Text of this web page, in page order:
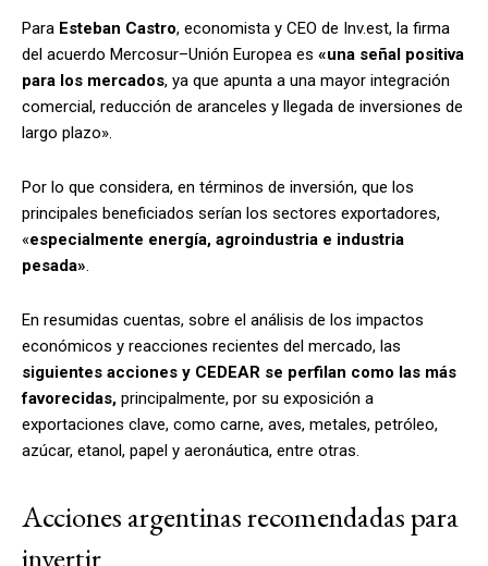
Para Esteban Castro, economista y CEO de Inv.est, la firma
del acuerdo Mercosur–Unión Europea es «una señal positiva
para los mercados, ya que apunta a una mayor integración
comercial, reducción de aranceles y llegada de inversiones de
largo plazo».
Por lo que considera, en términos de inversión, que los
principales beneficiados serían los sectores exportadores,
«especialmente energía, agroindustria e industria
pesada».
En resumidas cuentas, sobre el análisis de los impactos
económicos y reacciones recientes del mercado, las
siguientes acciones y CEDEAR se perfilan como las más
favorecidas, principalmente, por su exposición a
exportaciones clave, como carne, aves, metales, petróleo,
azúcar, etanol, papel y aeronáutica, entre otras.
Acciones argentinas recomendadas para
invertir